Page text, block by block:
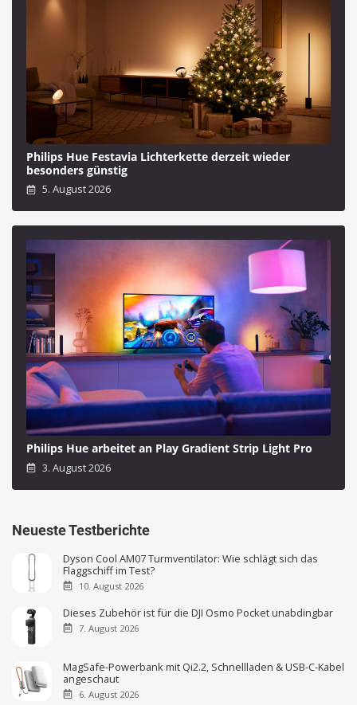
Philips Hue Festavia Lichterkette derzeit wieder
besonders günstig
5. August 2026
Philips Hue arbeitet an Play Gradient Strip Light Pro
3. August 2026
Neueste Testberichte
Dyson Cool AM07 Turmventilator: Wie schlägt sich das
Flaggschiff im Test?
10. August 2026
Dieses Zubehör ist für die DJI Osmo Pocket unabdingbar
7. August 2026
MagSafe-Powerbank mit Qi2.2, Schnellladen & USB-C-Kabel
angeschaut
6. August 2026